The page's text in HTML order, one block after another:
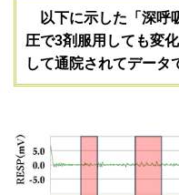
以下に示した「深呼
圧で3剤服用しても変
して通院されてデータ